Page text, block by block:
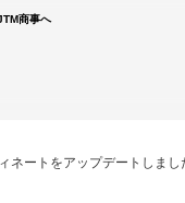
商事へ
ートをアップデートしまし